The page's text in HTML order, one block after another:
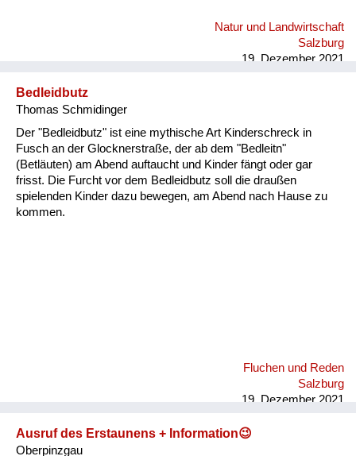
Natur und Landwirtschaft
Salzburg
19. Dezember 2021
Bedleidbutz
Thomas Schmidinger
Der "Bedleidbutz" ist eine mythische Art Kinderschreck in
Fusch an der Glocknerstraße, der ab dem "Bedleitn"
(Betläuten) am Abend auftaucht und Kinder fängt oder gar
frisst. Die Furcht vor dem Bedleidbutz soll die draußen
spielenden Kinder dazu bewegen, am Abend nach Hause zu
kommen.
Fluchen und Reden
Salzburg
19. Dezember 2021
Ausruf des Erstaunens + Information😉
Oberpinzgau